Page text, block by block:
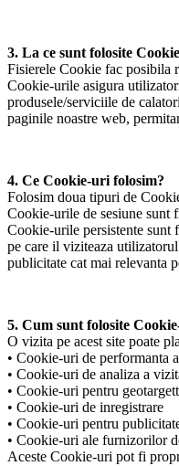
3. La ce sunt folosite
Fisierele Cookie fac posibila
Cookie-urile asigura
produsele/serviciile de
paginile noastre web,
4. Ce Cookie-uri folosim?
Folosim doua tipuri de
Cookie-urile de sesiune sunt
Cookie-urile persistente sunt
pe care il viziteaza
publicitate cat mai relevanta
5. Cum sunt folosite
O vizita pe acest site poate
• Cookie-uri de performanta
• Cookie-uri de analiza a
• Cookie-uri pentru
• Cookie-uri de inregistrare
• Cookie-uri pentru
• Cookie-uri ale furnizorilor
Aceste Cookie-uri pot fi